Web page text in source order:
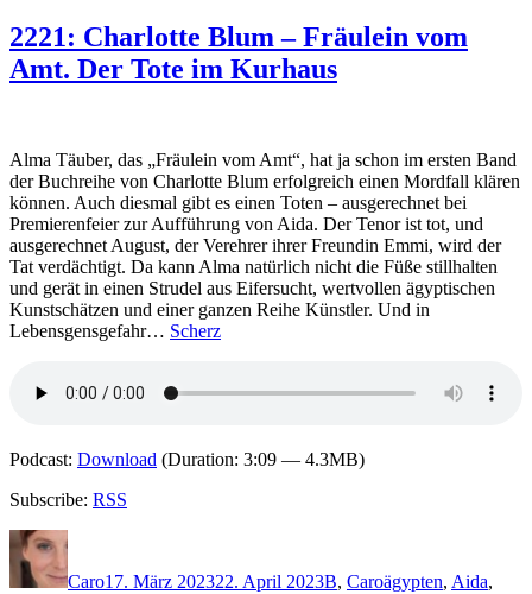
Helen
Cox-
Mord
Bowes
und
das
Rätsel
um
die
verschwundenen
Bücher
2221: Charlotte Blum – Fräulein vom
Amt. Der Tote im Kurhaus
Alma Täuber, das „Fräulein vom Amt“, hat ja schon im ersten Band
der Buchreihe von Charlotte Blum erfolgreich einen Mordfall klären
können. Auch diesmal gibt es einen Toten – ausgerechnet bei
Premierenfeier zur Aufführung von Aida. Der Tenor ist tot, und
ausgerechnet August, der Verehrer ihrer Freundin Emmi, wird der
Tat verdächtigt. Da kann Alma natürlich nicht die Füße stillhalten
und gerät in einen Strudel aus Eifersucht, wertvollen ägyptischen
Kunstschätzen und einer ganzen Reihe Künstler. Und in
Lebensgensgefahr… Scherz
Podcast: Download (Duration: 3:09 — 4.3MB)
Subscribe: RSS
Autor
Caro17. März 202322. April 2023B, Caroägypten, Aida,